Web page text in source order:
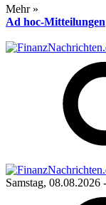
Mehr »
Ad hoc-Mitteilungen
Samstag, 08.08.2026